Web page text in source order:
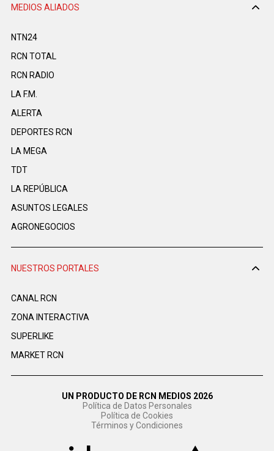
MEDIOS ALIADOS
NTN24
RCN TOTAL
RCN RADIO
LA F.M.
ALERTA
DEPORTES RCN
LA MEGA
TDT
LA REPÚBLICA
ASUNTOS LEGALES
AGRONEGOCIOS
NUESTROS PORTALES
CANAL RCN
ZONA INTERACTIVA
SUPERLIKE
MARKET RCN
UN PRODUCTO DE RCN MEDIOS 2026
Política de Datos Personales
Política de Cookies
Términos y Condiciones